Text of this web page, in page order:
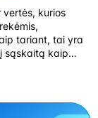
vertės, kurios
tariant, tai yra
sąskaitą kaip